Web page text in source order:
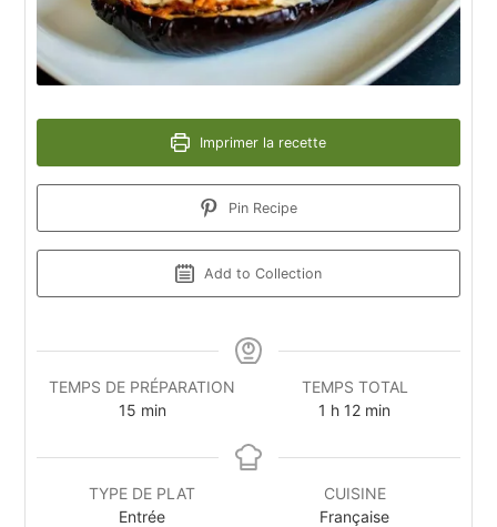
Imprimer la recette
Pin Recipe
Add to Collection
TEMPS DE PRÉPARATION
15 min
TEMPS TOTAL
1 h 12 min
TYPE DE PLAT
Entrée
CUISINE
Française